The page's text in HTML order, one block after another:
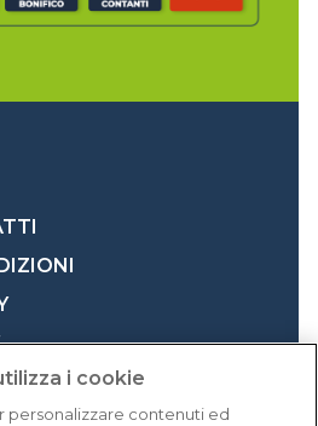
i cookie
personalizzare contenuti ed